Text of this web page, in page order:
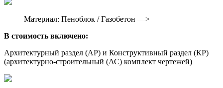
Материал: Пеноблок / Газобетон —>
В стоимость включено:
Архитектурный раздел (АР) и Конструктивный раздел (КР)
(архитектурно-строительный (АС) комплект чертежей)